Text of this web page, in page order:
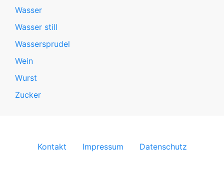
Wasser
Wasser still
Wassersprudel
Wein
Wurst
Zucker
FOOTERKontakt Impressum Datenschutz